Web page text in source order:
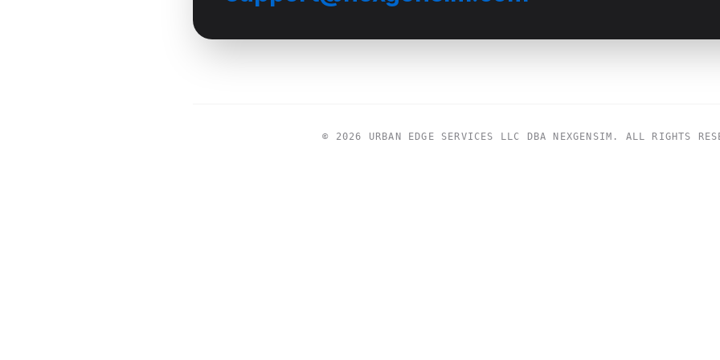
© 2026 URBAN EDGE SERVICES LLC DBA NEXGENSIM. ALL RIGHTS